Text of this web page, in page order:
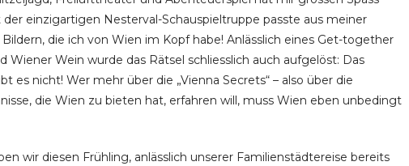
einzigartigen Nesterval-Schauspieltruppe passte aus meiner
die ich von Wien im Kopf habe! Anlässlich eines Get-together
Wiener Wein wurde das Rätsel schliesslich auch aufgelöst: Das
es nicht! Wer mehr über die „Vienna Secrets“ – also über die
die Wien zu bieten hat, erfahren will, muss Wien eben unbedingt
wir diesen Frühling, anlässlich unserer Familienstädtereise bereits